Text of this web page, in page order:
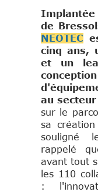
Implantée
de
NEOTEC
cinq ans,
et un
au
sur le
sa
souligné
rappelé
avant tout
les 110
: